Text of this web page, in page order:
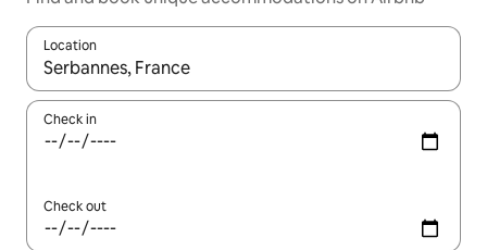
Location
When results are available, navigate with up and down arrow
Check in
Check out